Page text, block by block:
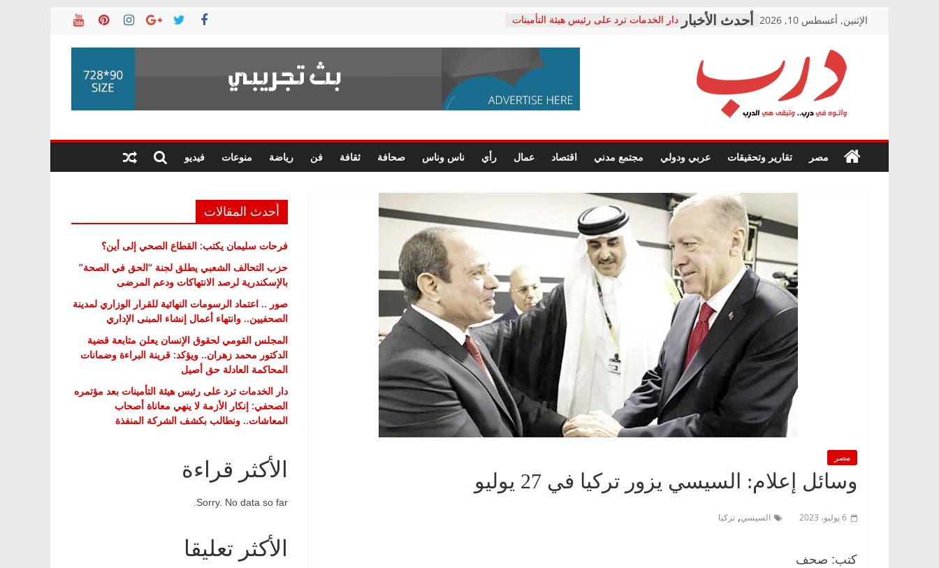
الإثنين, أغسطس 10, 2026
دار الخدمات ترد على رئيس هيئة التأمينات
معاناة أصحاب المعاشات.. ونطالب بكشف
فرحات سليمان يكتب: القطاع الصحي إلى
حزب التحالف الشعبي يطلق لجنة “الحق
صور .. اعتماد الرسومات النهائية للقرار
الوزاري لمدينة الصحفيين.. وانتهاء أعمال
إنشاء المبنى الإداري
متابعة قضية الدكتور محمد زهران.. ويؤكد:
قرينة البراءة وضمانات المحاكمة العادلة
حق أصيل
درب
في
درب..
مصر تقارير وتحقيقات عربي ودولي مجتمع مدني اقتصاد عمال رأي ناس وناس صحافة ثقافة فن رياضة منوعات فيديو
مصر
وسائل إعلام: السيسي يزور تركيا في 27 يوليو
6 يوليو، 2023 السيسي, تركيا
كتب: صحف
أحدث المقالات
فرحات سليمان يكتب: القطاع الصحي إلى أين؟
حزب التحالف الشعبي يطلق لجنة “الحق في الصحة”
بالإسكندرية لرصد الانتهاكات ودعم المرضى
صور .. اعتماد الرسومات النهائية للقرار الوزاري لمدينة
الصحفيين.. وانتهاء أعمال إنشاء المبنى الإداري
المجلس القومي لحقوق الإنسان يعلن متابعة قضية
الدكتور محمد زهران.. ويؤكد: قرينة البراءة وضمانات
المحاكمة العادلة حق أصيل
دار الخدمات ترد على رئيس هيئة التأمينات بعد مؤتمره
الصحفي: إنكار الأزمة لا ينهي معاناة أصحاب
المعاشات.. ونطالب بكشف الشركة المنفذة
الأكثر قراءة
Sorry. No data so far.
الأكثر تعليقا